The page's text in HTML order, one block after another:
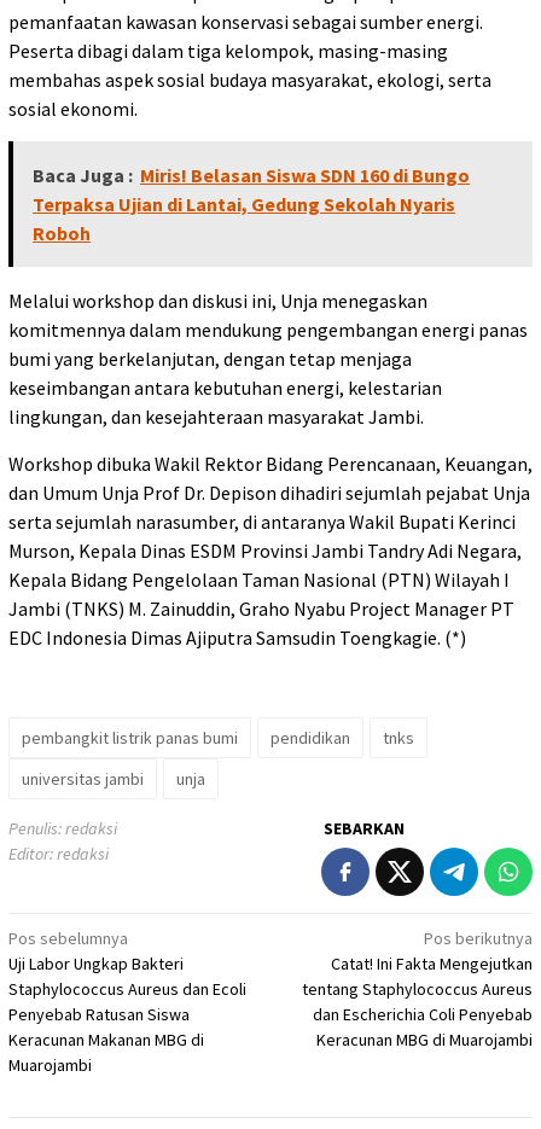
pemanfaatan kawasan konservasi sebagai sumber energi.
Peserta dibagi dalam tiga kelompok, masing-masing
membahas aspek sosial budaya masyarakat, ekologi, serta
sosial ekonomi.
Baca Juga : Miris! Belasan Siswa SDN 160 di Bungo
Terpaksa Ujian di Lantai, Gedung Sekolah Nyaris
Roboh
Melalui workshop dan diskusi ini, Unja menegaskan
komitmennya dalam mendukung pengembangan energi panas
bumi yang berkelanjutan, dengan tetap menjaga
keseimbangan antara kebutuhan energi, kelestarian
lingkungan, dan kesejahteraan masyarakat Jambi.
Workshop dibuka Wakil Rektor Bidang Perencanaan, Keuangan,
dan Umum Unja Prof Dr. Depison dihadiri sejumlah pejabat Unja
serta sejumlah narasumber, di antaranya Wakil Bupati Kerinci
Murson, Kepala Dinas ESDM Provinsi Jambi Tandry Adi Negara,
Kepala Bidang Pengelolaan Taman Nasional (PTN) Wilayah I
Jambi (TNKS) M. Zainuddin, Graho Nyabu Project Manager PT
EDC Indonesia Dimas Ajiputra Samsudin Toengkagie. (*)
pembangkit listrik panas bumi pendidikan
tnks
universitas jambi
unja
Penulis: redaksi
Editor: redaksi
SEBARKAN
Navigasi
pos
Pos sebelumnya
Uji Labor Ungkap Bakteri
Staphylococcus Aureus dan Ecoli
Penyebab Ratusan Siswa
Keracunan Makanan MBG di
Muarojambi
Pos berikutnya
Catat! Ini Fakta Mengejutkan
tentang Staphylococcus Aureus
dan Escherichia Coli Penyebab
Keracunan MBG di Muarojambi